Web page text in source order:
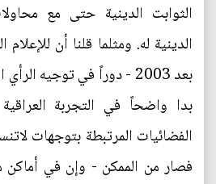
الثوابت الدينية حتى مع
الدينية له. ومثلما قلنا أن
بعد 2003 - دوراً في توجيه
بدا واضحاً في التجربة
الفضائيات المرتبطة بتوجهات
فصار من الممكن - وإن في